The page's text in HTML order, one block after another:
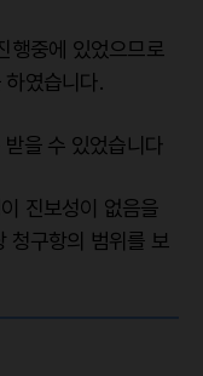
행중에 있었으므로
였습니다.
을 수 있었습니다
진보성이 없음을
청구항의 범위를 보